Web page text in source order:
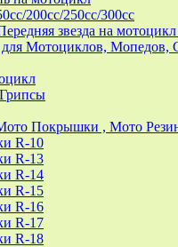
200cc/250cc/300cc
звезда на
Мотоциклов, Мопедов,
Покрышки , Мото
R-10
R-13
R-14
R-15
R-16
R-17
R-18